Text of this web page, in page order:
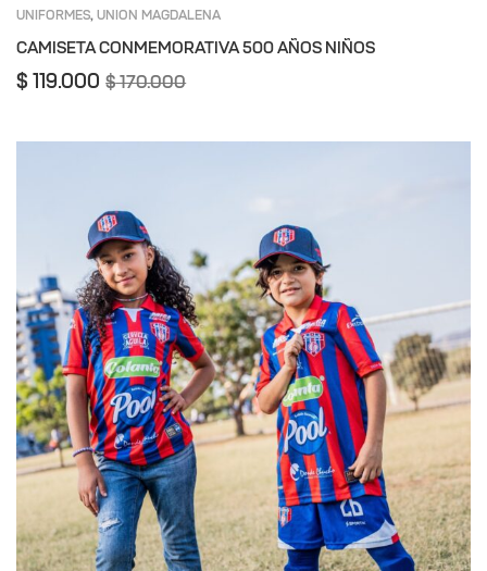
UNIFORMES, UNION MAGDALENA
CAMISETA CONMEMORATIVA 500 AÑOS NIÑOS
$170.000
$ 119.000